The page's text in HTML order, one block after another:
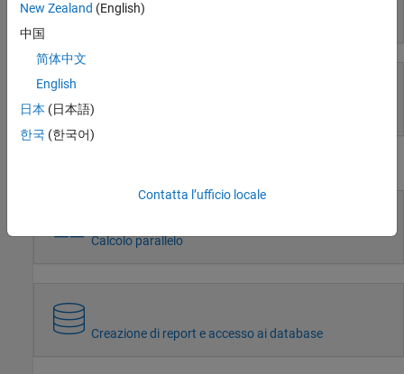
RF and Mixed Signal
Wireless Communications
Radar
Robotics and Autonomous Systems
FPGA, ASIC, and SoC Development
Computational Biology
Modellazione event-based
Simulazione e verifica in tempo reale
Calcolo parallelo
Creazione di report e accesso ai database
New Zealand (English)
中国
简体中文
English
日本 (日本語)
한국 (한국어)
Contatta l’ufficio locale